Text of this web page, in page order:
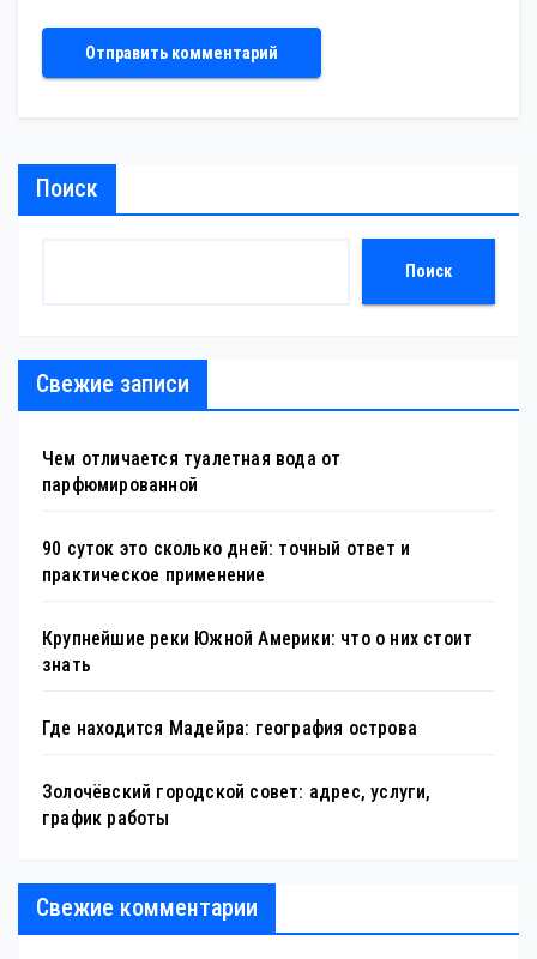
Поиск
Поиск
Свежие записи
Чем отличается туалетная вода от
парфюмированной
90 суток это сколько дней: точный ответ и
практическое применение
Крупнейшие реки Южной Америки: что о них стоит
знать
Где находится Мадейра: география острова
Золочёвский городской совет: адрес, услуги,
график работы
Свежие комментарии